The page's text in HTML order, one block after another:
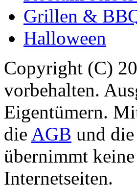
Grillen &
Halloween
Copyright (C)
vorbehalten.
Eigentümern.
die AGB und die
übernimmt
Internetseiten.